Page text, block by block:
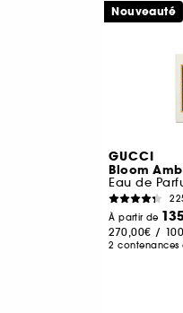
GUCCI
Bloom
Eau de
À partir de
270,00€ /
2 contenances
Nouveauté